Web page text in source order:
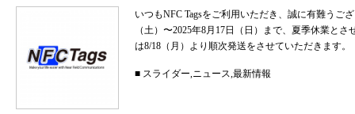
いつもNFC Tagsをご利用いただき、誠に有難う
（土）〜2025年8月17日（日）まで、夏季休業と
は8/18（月）より順次発送をさせていただきま
■ スライダー,ニュース,最新情報